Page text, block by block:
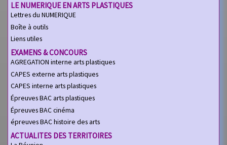
LE NUMERIQUE EN ARTS PLASTIQUES
Lettres du NUMERIQUE
Boîte à outils
Liens utiles
EXAMENS & CONCOURS
AGREGATION interne arts plastiques
CAPES externe arts plastiques
CAPES interne arts plastiques
Épreuves BAC arts plastiques
Épreuves BAC cinéma
épreuves BAC histoire des arts
ACTUALITES DES TERRITOIRES